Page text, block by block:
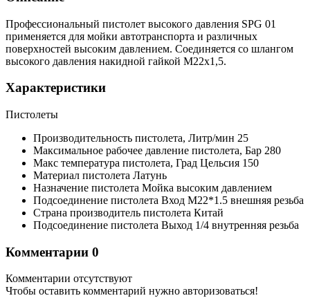
Профессиональный пистолет высокого давления SPG 01
применяется для мойки автотранспорта и различных
поверхностей высоким давлением. Соединяется со шлангом
высокого давления накидной гайкой М22x1,5.
Характеристики
Пистолеты
Производительность пистолета, Литр/мин 25
Максимальное рабочее давление пистолета, Бар 280
Макс температура пистолета, Град Цельсия 150
Материал пистолета Латунь
Назначение пистолета Мойка высоким давлением
Подсоединение пистолета Вход M22*1.5 внешняя резьба
Страна производитель пистолета Китай
Подсоединение пистолета Выход 1/4 внутренняя резьба
Комментарии 0
Комментарии отсутствуют
Чтобы оставить комментарий нужно авторизоваться!